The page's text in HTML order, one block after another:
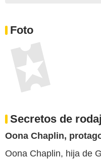
Foto
Secretos de
Oona Chaplin,
Oona Chaplin, hija de